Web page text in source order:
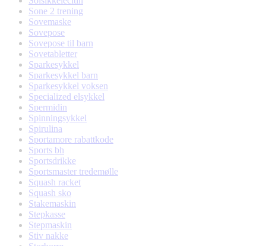
Sone 2 trening
Sovemaske
Sovepose
Sovepose til barn
Sovetabletter
Sparkesykkel
Sparkesykkel barn
Sparkesykkel voksen
Specialized elsykkel
Spermidin
Spinningsykkel
Spirulina
Sportamore rabattkode
Sports bh
Sportsdrikke
Sportsmaster tredemølle
Squash racket
Squash sko
Stakemaskin
Stepkasse
Stepmaskin
Stiv nakke